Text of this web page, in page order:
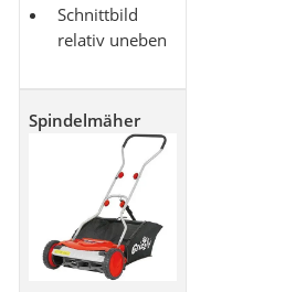
Schnittbild
relativ uneben
Spindelmäher